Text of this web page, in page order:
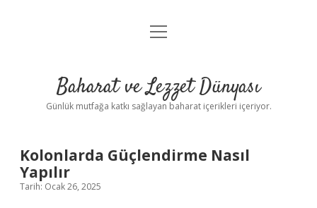
Anasayfa
Yasal Uyarı
menüyü
Baharat ve Lezzet Dünyası
Günlük mutfağa katkı sağlayan baharat içerikleri içeriyor.
Kolonlarda Güçlendirme Nasıl
Yapılır
Tarih: Ocak 26, 2025